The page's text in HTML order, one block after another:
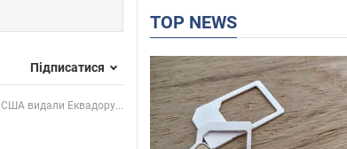
Підписатися
США видали Еквадору...
TOP NEWS